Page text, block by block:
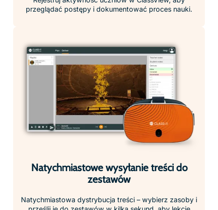
Wstrzymaj działanie wszystkich zestawów naraz, aby
przywrócić uwagę uczniów do lekcji w klasie